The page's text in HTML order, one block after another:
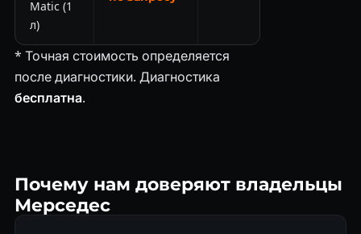
Matic (1
л)
* Точная стоимость определяется
после диагностики. Диагностика
бесплатна.
Почему нам доверяют владельцы
Мерседес